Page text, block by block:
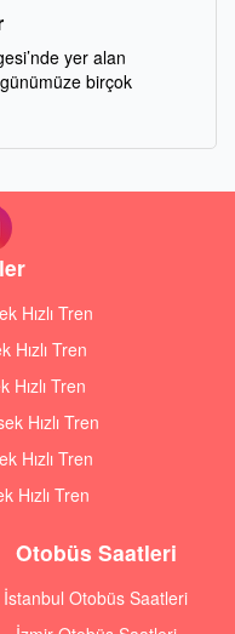
yer alan
birçok
Hızlı Tren
Hızlı Tren
Hızlı Tren
Hızlı Tren
Hızlı Tren
Hızlı Tren
Otobüs Saatleri
İstanbul Otobüs Saatleri